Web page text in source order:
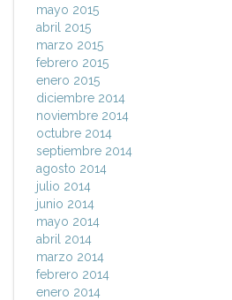
mayo 2015
abril 2015
marzo 2015
febrero 2015
enero 2015
diciembre 2014
noviembre 2014
octubre 2014
septiembre 2014
agosto 2014
julio 2014
junio 2014
mayo 2014
abril 2014
marzo 2014
febrero 2014
enero 2014